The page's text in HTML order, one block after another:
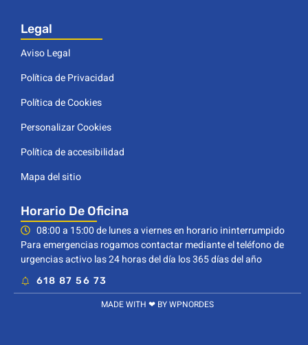
Legal
Aviso Legal
Política de Privacidad
Política de Cookies
Personalizar Cookies
Política de accesibilidad
Mapa del sitio
Horario De Oficina
08:00 a 15:00 de lunes a viernes en horario ininterrumpido
Para emergencias rogamos contactar mediante el teléfono de
urgencias activo las 24 horas del día los 365 días del año
618 87 56 73
MADE WITH ❤ BY WPNORDES